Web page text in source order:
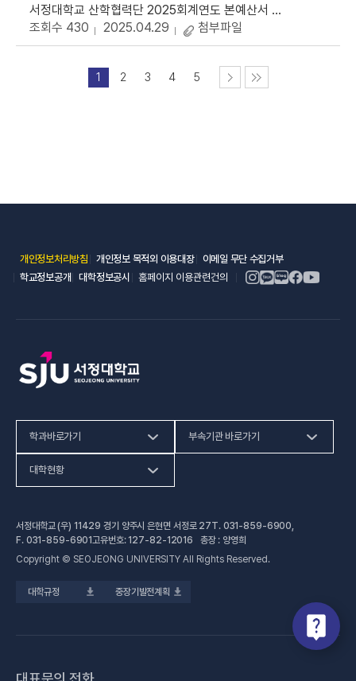
서정대학교 산학협력단 2025회계연도 본예산서 및 추가경정예산서 공고
조회수 430
2025.04.29 첨부파일
1 2 3 4 5
개인정보처리방침(새 창 열림)
개인정보 목적외 이용대장(새 창 열림)
이메일 무단 수집거부(새 창 열림)
학교정보공개(새 창 열림)
대학정보공시(새 창 열림)
홈페이지 이용관련건의
학과바로가기
인문사회계열
공학계열
전문기술석사
부속기관 바로가기
건강증진센터(새 창 열림)
교육혁신지원센터(새 창 열림)
(새 창 열림)
대학현황
대학정보공시(새 창 열림)
업무추진비 사용내역
법정위원회 회의록
대학규정 중장기발전계획
서정대학교 (우) 11429 경기 양주시 은현면 서정로 27T. 031-859-6900
F. 031-859-6901고유번호: 127-82-12016 총장 : 양영희
Copyright © SEOJEONG UNIVERSITY All Rights Reserved.